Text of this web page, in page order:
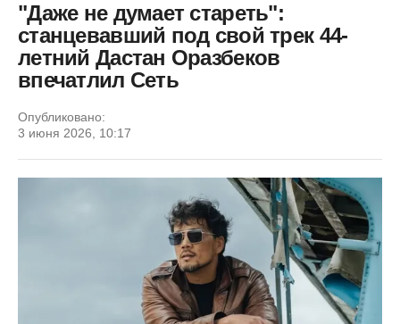
"Даже не думает стареть":
станцевавший под свой трек 44-
летний Дастан Оразбеков
впечатлил Сеть
Опубликовано:
3 июня 2026, 10:17